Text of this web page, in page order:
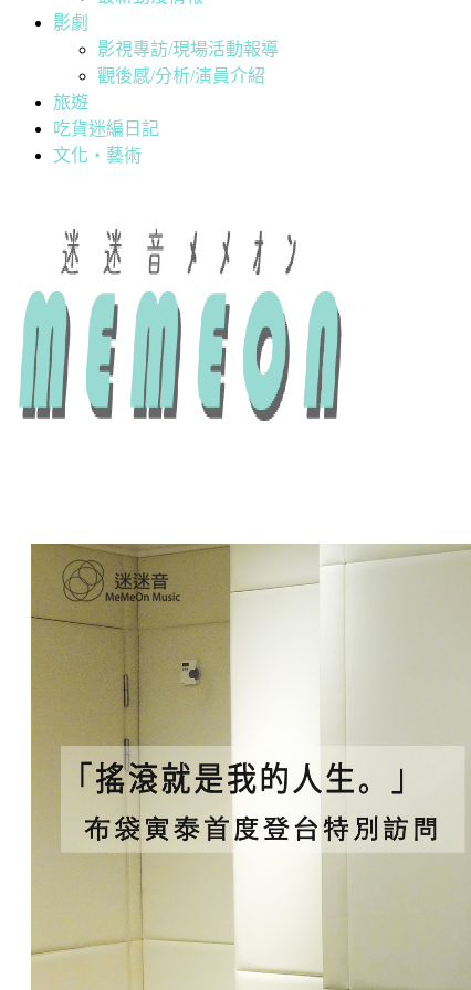
影劇
影視專訪/現場活動報導
觀後感/分析/演員介紹
旅遊
吃貨迷編日記
文化・藝術